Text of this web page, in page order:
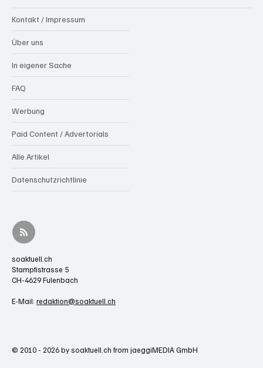
Kontakt / Impressum
Über uns
In eigener Sache
FAQ
Werbung
Paid Content / Advertorials
Alle Artikel
Datenschutzrichtlinie
soaktuell.ch
Stampfistrasse 5
CH-4629 Fulenbach
E-Mail: redaktion@soaktuell.ch
© 2010 - 2026 by soaktuell.ch from jaeggiMEDIA GmbH